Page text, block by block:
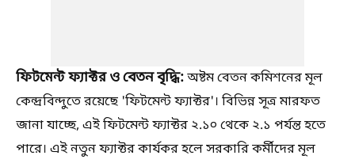
ফিটমেন্ট ফ্যাক্টর ও বেতন বৃদ্ধি:অষ্টম বেতন কমিশনের মূল
কেন্দ্রবিন্দুতে রয়েছে 'ফিটমেন্ট ফ্যাক্টর'। বিভিন্ন সূত্র মারফত
জানা যাচ্ছে, এই ফিটমেন্ট ফ্যাক্টর ২.১০ থেকে ২.১ পর্যন্ত হতে
পারে। এই নতুন ফ্যাক্টর কার্যকর হলে সরকারি কর্মীদের মূল